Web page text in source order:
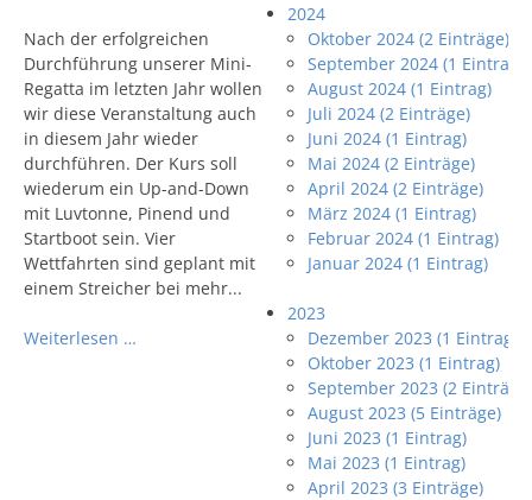
Nach der erfolgreichen
Durchführung unserer Mini-
Regatta im letzten Jahr wollen
wir diese Veranstaltung auch
in diesem Jahr wieder
durchführen. Der Kurs soll
wiederum ein Up-and-Down
mit Luvtonne, Pinend und
Startboot sein. Vier
Wettfahrten sind geplant mit
einem Streicher bei mehr...
Weiterlesen …
2024
Oktober 2024 (2 Einträge)
September 2024 (1 Eintrag)
August 2024 (1 Eintrag)
Juli 2024 (2 Einträge)
Juni 2024 (1 Eintrag)
Mai 2024 (2 Einträge)
April 2024 (2 Einträge)
März 2024 (1 Eintrag)
Februar 2024 (1 Eintrag)
Januar 2024 (1 Eintrag)
2023
Dezember 2023 (1 Eintrag)
Oktober 2023 (1 Eintrag)
September 2023 (2 Einträge)
August 2023 (5 Einträge)
Juni 2023 (1 Eintrag)
Mai 2023 (1 Eintrag)
April 2023 (3 Einträge)